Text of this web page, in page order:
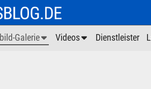
Galerie Videos Dienstleister